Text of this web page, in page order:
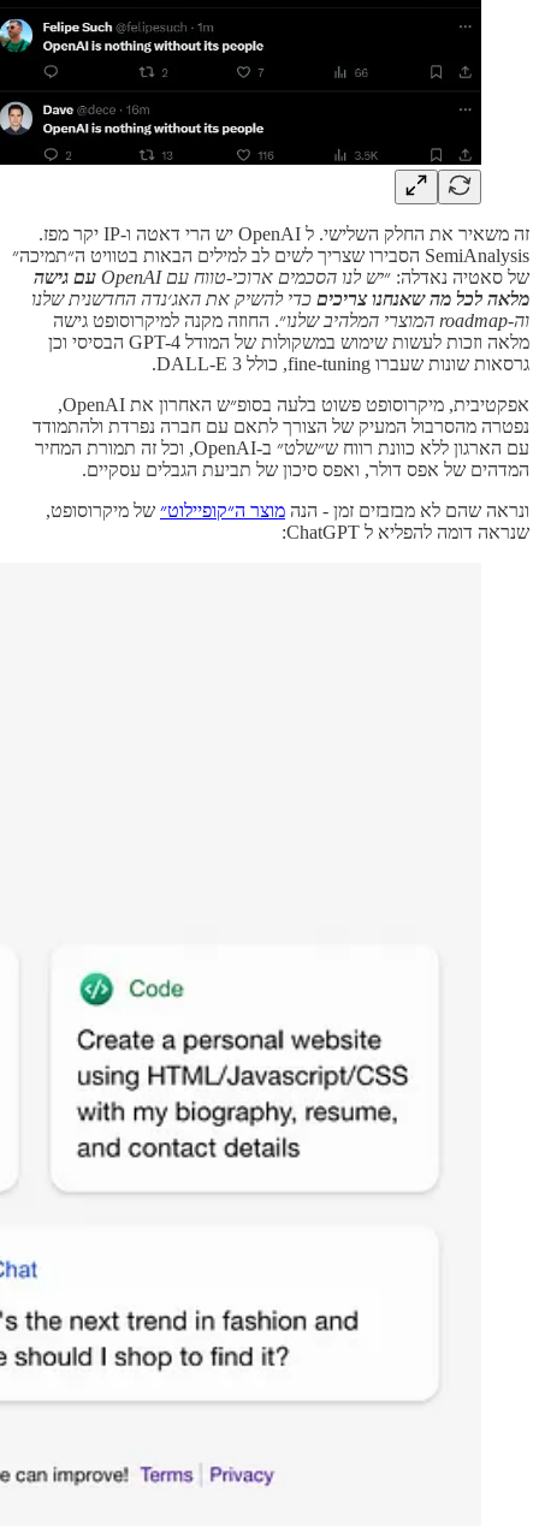
זה משאיר את החלק השלישי. ל OpenAI יש הרי דאטה ו-IP יקר מפז.
SemiAnalysis הסבירו שצריך לשים לב למילים הבאות בטוויט ה״תמיכה״
של סאטיה נאדלה: ״יש לנו הסכמים ארוכי-טווח עם OpenAI
עם גישה
מלאה לכל מה שאנחנו צריכים כדי להשיק את האג׳נדה החדשנית שלנו
וה-roadmap המוצרי המלהיב שלנו
״. החוזה מקנה למיקרוסופט גישה
מלאה וזכות לעשות שימוש במשקולות של המודל GPT-4 הבסיסי וכן
גרסאות שונות שעברו fine-tuning, כולל DALL-E 3.
אפקטיבית, מיקרוסופט פשוט בלעה בסופ״ש האחרון את OpenAI,
נפטרה מהסרבול המעיק של הצורך לתאם עם חברה נפרדת ולהתמודד
עם הארגון ללא כוונת רווח ש״שלט״ ב-OpenAI, וכל זה תמורת המחיר
המדהים של אפס דולר, ואפס סיכון של תביעת הגבלים עסקיים.
ונראה שהם לא מבזבזים זמן - הנה מוצר ה״קופיילוט״ של מיקרוסופט,
שנראה דומה להפליא ל ChatGPT: